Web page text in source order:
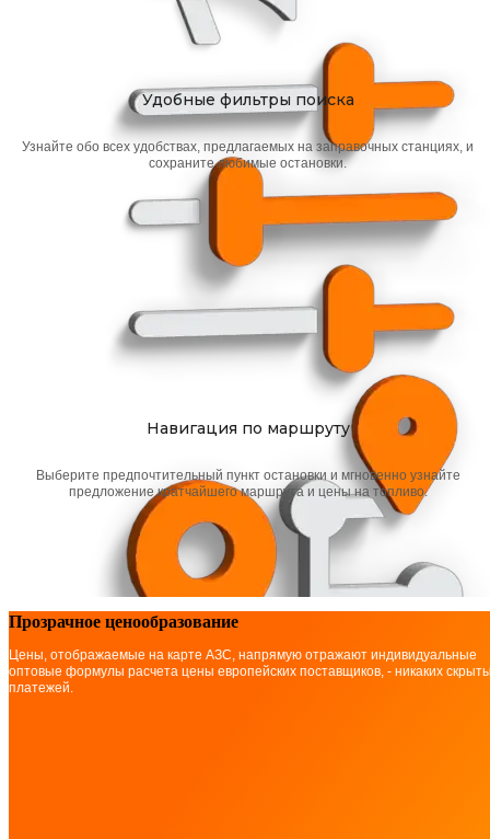
Удобные фильтры поиска
Узнайте обо всех удобствах, предлагаемых на заправочных станциях, и
сохраните любимые остановки.
Навигация по маршруту
Выберите предпочтительный пункт остановки и мгновенно узнайте
предложение кратчайшего маршрута и цены на топливо.
Прозрачное ценообразование
Цены, отображаемые на карте АЗС, напрямую отражают индивидуальные
оптовые формулы расчета цены европейских поставщиков, - никаких
платежей.